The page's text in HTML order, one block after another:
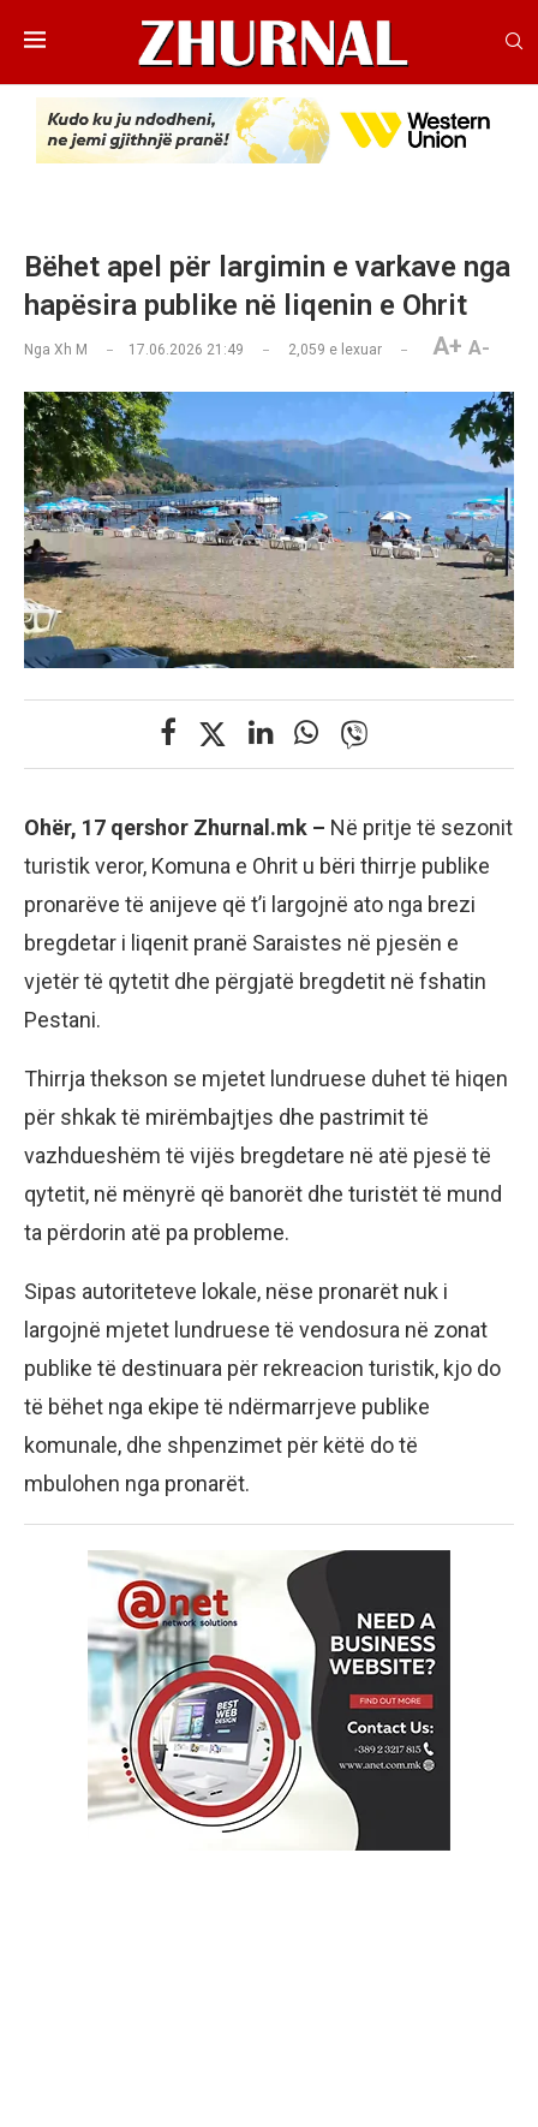
Bëhet apel për largimin e varkave nga
hapësira publike në liqenin e Ohrit
Nga Xh M 17.06.2026 21:49 2,059 e lexuar A+ A-
Ohër, 17 qershor Zhurnal.mk – Në pritje të sezonit
turistik veror, Komuna e Ohrit u bëri thirrje publike
pronarëve të anijeve që t’i largojnë ato nga brezi
bregdetar i liqenit pranë Saraistes në pjesën e
vjetër të qytetit dhe përgjatë bregdetit në fshatin
Pestani.
Thirrja thekson se mjetet lundruese duhet të hiqen
për shkak të mirëmbajtjes dhe pastrimit të
vazhdueshëm të vijës bregdetare në atë pjesë të
qytetit, në mënyrë që banorët dhe turistët të mund
ta përdorin atë pa probleme.
Sipas autoriteteve lokale, nëse pronarët nuk i
largojnë mjetet lundruese të vendosura në zonat
publike të destinuara për rekreacion turistik, kjo do
të bëhet nga ekipe të ndërmarrjeve publike
komunale, dhe shpenzimet për këtë do të
mbulohen nga pronarët.